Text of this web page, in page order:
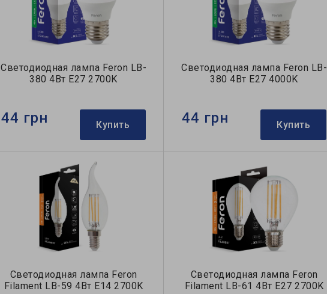
Светодиодная лампа Feron LB-
380 4Вт E27 2700K
44 грн Купить
Светодиодная лампа Feron LB-
380 4Вт E27 4000K
44 грн Купить
Светодиодная лампа Feron
Filament LB-59 4Вт E14 2700K
Светодиодная лампа Feron
Filament LB-61 4Вт E27 2700K